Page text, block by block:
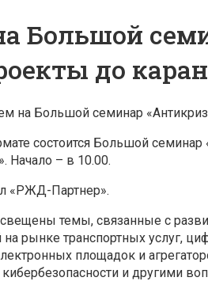
Большой
до
на Большой семинар
состоится Большой семинар
Начало – в 10.00.
«РЖД-Партнер».
темы, связанные с
на рынке транспортных услуг,
площадок и
и другими